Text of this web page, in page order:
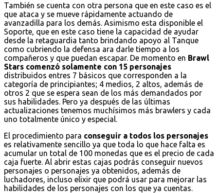
También se cuenta con otra persona que en este caso es el
que ataca y se mueve rápidamente actuando de
avanzadilla para los demás. Asimismo esta disponible el
Soporte, que en este caso tiene la capacidad de ayudar
desde la retaguardia tanto brindando apoyo al Tanque
como cubriendo la defensa ara darle tiempo a los
compañeros y que puedan escapar. De momento en Brawl
Stars comenzó solamente con 15 personajes
distribuidos entres 7 básicos que corresponden a la
categoría de principiantes; 4 medios, 2 altos, además de
otros 2 que se espera sean de los más demandados por
sus habilidades. Pero ya después de las últimas
actualizaciones tenemos muchísimos más brawlers y cada
uno totalmente único y especial.
El procedimiento para conseguir a todos los personajes
es relativamente sencillo ya que toda lo que hace falta es
acumular un total de 100 monedas que es el precio de cada
caja fuerte. Al abrir estas cajas podrás conseguir nuevos
personajes o personajes ya obtenidos, además de
luchadores, incluso elixir que podrá usar para mejorar las
habilidades de los personajes con los que ya cuentas.